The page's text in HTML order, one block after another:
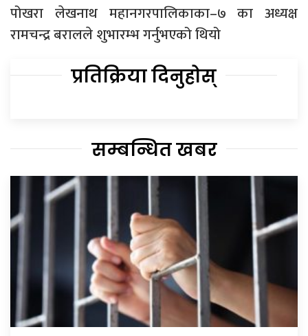
पोखरा लेखनाथ महानगरपालिकाका–७ का अध्यक्ष
रामचन्द्र बरालले शुभारम्भ गर्नुभएको थियो
प्रतिक्रिया दिनुहोस्
सम्बन्धित खबर